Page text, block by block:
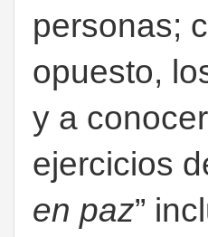
personas;
opuesto,
y a
ejercicios
en paz”